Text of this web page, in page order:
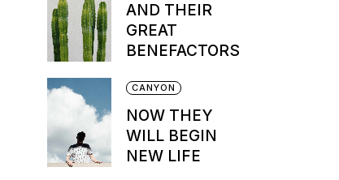
AND THEIR
GREAT
BENEFACTORS
CANYON
NOW THEY
WILL BEGIN
NEW LIFE